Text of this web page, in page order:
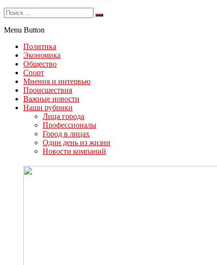
Menu Button
Политика
Экономика
Общество
Спорт
Мнения и интервью
Происшествия
Важные новости
Наши рубрики
Лица города
Профессионалы
Город в лицах
Один день из жизни
Новости компаний